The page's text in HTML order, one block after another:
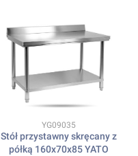
Kod produktu
YG09035
Stół przystawny skręcany z
półką 160x70x85 YATO